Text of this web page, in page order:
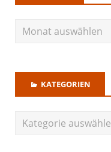
KATEGORIEN